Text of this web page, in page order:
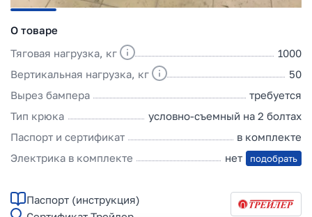
О товаре
Тяговая нагрузка, кг
1000
Вертикальная нагрузка, кг
50
Вырез бампера
требуется
Тип крюка
условно-съемный на 2 болтах
Паспорт и сертификат
в комплекте
Электрика в комплекте
нет подобрать
Паспорт (инструкция)